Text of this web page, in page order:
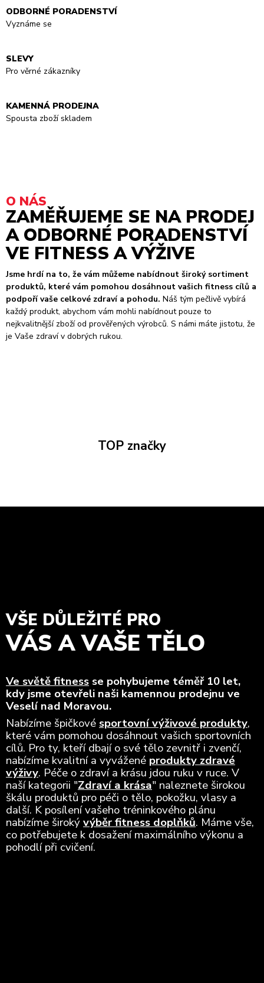
ODBORNÉ PORADENSTVÍ
Vyznáme se
SLEVY
Pro věrné zákazníky
KAMENNÁ PRODEJNA
Spousta zboží skladem
O NÁS
ZAMĚŘUJEME SE NA PRODEJ
A ODBORNÉ PORADENSTVÍ
VE FITNESS A VÝŽIVE
Jsme hrdí na to, že vám můžeme nabídnout široký sortiment
produktů, které vám pomohou dosáhnout vašich fitness cílů a
podpoří vaše celkové zdraví a pohodu. Náš tým pečlivě vybírá
každý produkt, abychom vám mohli nabídnout pouze to
nejkvalitnější zboží od prověřených výrobců. S námi máte jistotu, že
je Vaše zdraví v dobrých rukou.
TOP značky
VŠE DŮLEŽITÉ PRO
VÁS A VAŠE TĚLO
Ve světě fitness se pohybujeme téměř 10 let,
kdy jsme otevřeli naši kamennou prodejnu ve
Veselí nad Moravou.
Nabízíme špičkovésportovní výživové produkty,
které vám pomohou dosáhnout vašich sportovních
cílů. Pro ty, kteří dbají o své tělo zevnitř i zvenčí,
nabízíme kvalitní a vyvážené produkty zdravé
výživy. Péče o zdraví a krásu jdou ruku v ruce. V
naší kategorii "Zdraví a krása" naleznete širokou
škálu produktů pro péči o tělo, pokožku, vlasy a
další. K posílení vašeho tréninkového plánu
nabízíme širokývýběr fitness doplňků. Máme vše,
co potřebujete k dosažení maximálního výkonu a
pohodlí při cvičení.